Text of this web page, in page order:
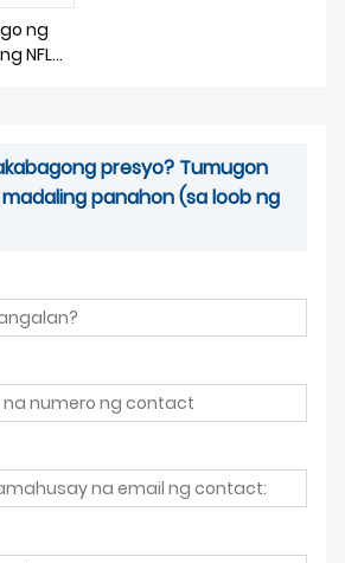
ng
NFL
presyo? Tumugon
panahon (sa loob ng